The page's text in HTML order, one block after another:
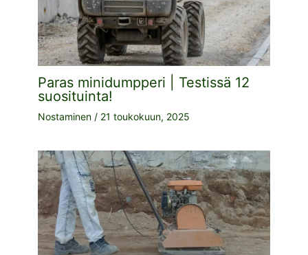
Paras minidumpperi | Testissä 12
suosituinta!
Nostaminen / 21 toukokuun, 2025